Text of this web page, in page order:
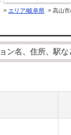
> エリア/岐阜県 > 高山